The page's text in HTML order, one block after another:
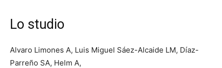
Lo studio
Alvaro Limones A, Luis Miguel Sáez-Alcaide LM, Díaz-
Parreño SA, Helm A,